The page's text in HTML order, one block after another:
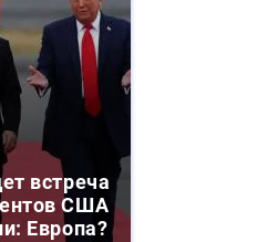
встреча
США
Европа?